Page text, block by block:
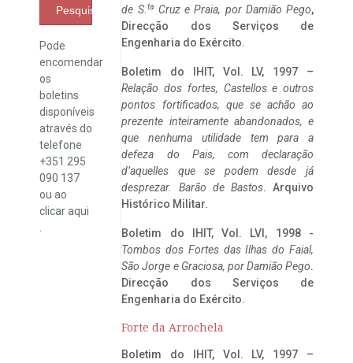
Pesquisar
Pode
encomendar
os
boletins
disponíveis
através do
telefone
+351 295
090 137
ou ao
clicaraqui
de S. ta Cruz e Praia, por Damião Pego,
Direcção dos Serviços de
Engenharia do Exército.
Boletim do IHIT, Vol. LV, 1997 –
Relação dos fortes, Castellos e outros
pontos fortificados, que se achão ao
prezente inteiramente abandonados, e
que nenhuma utilidade tem para a
defeza do Pais, com declaração
d’aquelles que se podem desde já
desprezar. Barão de Bastos. Arquivo
Histórico Militar.
Boletim do IHIT, Vol. LVI, 1998 -
Tombos dos Fortes das Ilhas do Faial,
São Jorge e Graciosa, por Damião Pego.
Direcção dos Serviços de
Engenharia do Exército.
Forte da Arrochela
Boletim do IHIT, Vol. LV, 1997 –